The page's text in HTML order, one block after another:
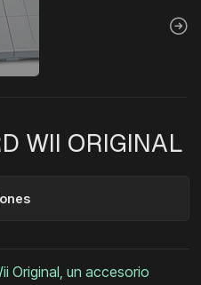
WII ORIGINAL
Original, un accesorio